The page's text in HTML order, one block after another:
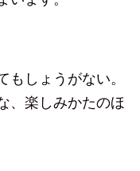
しょうがない。
、楽しみかたのほ